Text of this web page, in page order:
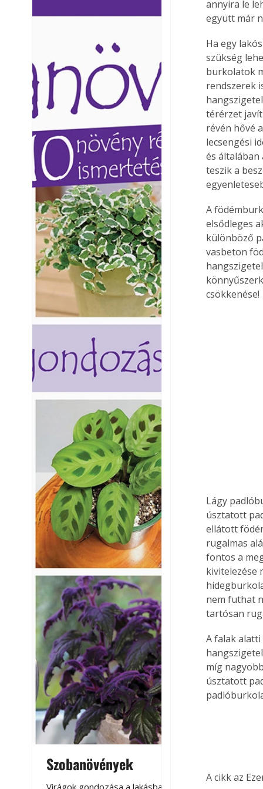
Ezermester
Laptapir kényelmes
mert: – t
Szobanövények
teraszon,
annyira le
együtt már
Ha egy
szükség
burkolatok
rendszerek
térérzet
révén hővé
lecsengési
és általában
teszik a
A
elsődleges
különböző
vasbeton
csökkenése!
Lágy
úsztatott
ellátott
rugalmas
fontos a
kivitelezése
nem futhat
tartósan
A falak
míg
úsztatott
A cikk az